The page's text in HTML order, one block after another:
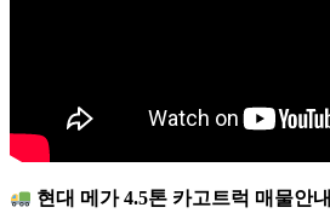
현대 메가 4.5톤 카고트럭 매물안내